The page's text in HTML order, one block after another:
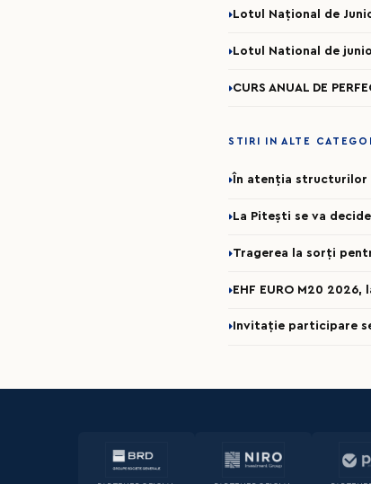
Lotul Național de
Lotul National de
CURS ANUAL DE
STIRI IN ALTE
În atenția structurilor
La Pitești se va
Tragerea la sorți
EHF EURO M20
Invitație participare